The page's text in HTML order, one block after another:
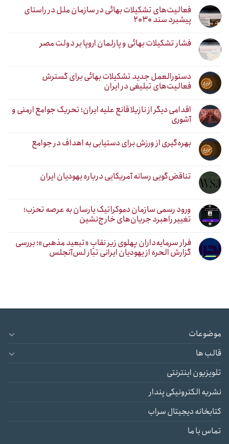
فعالیت‌های تشکیلات بهائی در سازمان ملل در راستای
پیشبرد سند ۲۰۳۰
فشار تشکیلات بهائی و پارلمان اروپا بر دولت مصر
دستورالعمل جدید تشکیلات بهائی برای گسترش
فعالیت‌های تبلیغی در ایران
اقدامی دیگر از نازیلا قانع علیه ایران؛ تحریک جوامع ارمنی و
آشوری
بهره‌گیری از ورزش برای دستیابی به اهداف در جوامع
تناقض‌گویی رسانه آمریکایی درباره یهودیان ایران
ورود رسمی سازمان دموکراتیک یارسان به عرصه تحزب؛
تغییر راهبرد جریان‌های خارج‌نشین
فرار سرمایه‌داران پهلوی زیر نقابِ «تبعید مذهبی»؛ بررسی
گزارش الحره از یهودیان ایرانی تبار لس‌آنجلس
موضوعات
قالب ها
تلویزیون اینترنتی
نشریه الکترونیکی پندار
کتابخانه دیجیتال سراب
تماس با ما